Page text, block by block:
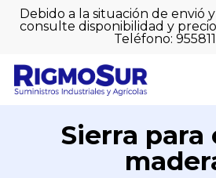
SkipDebido a la situación de envió
consulte disponibilidad y
Teléfono:
Cart
Sierra para